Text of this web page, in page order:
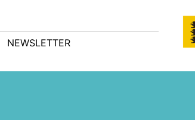
NEWSLETTER